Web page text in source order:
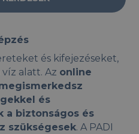
és kifejezéseket,
alatt. Az online
és
a biztonságos és
szükségesek. A PADI